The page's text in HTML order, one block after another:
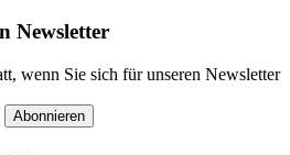
Newsletter
wenn Sie sich für unseren Newsletter
Abonnieren